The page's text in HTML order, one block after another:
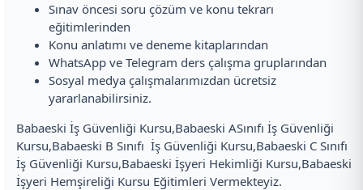
Sınav öncesi soru çözüm ve konu tekrarı
eğitimlerinden
Konu anlatımı ve deneme kitaplarından
WhatsApp ve Telegram ders çalışma gruplarından
Sosyal medya çalışmalarımızdan ücretsiz
yararlanabilirsiniz.
Babaeski İş Güvenliği Kursu,Babaeski ASınıfı İş Güvenliği
Kursu,Babaeski B Sınıfı İş Güvenliği Kursu,Babaeski C Sınıfı
İş Güvenliği Kursu,Babaeski İşyeri Hekimliği Kursu,Babaeski
İşyeri Hemşireliği Kursu Eğitimleri Vermekteyiz.